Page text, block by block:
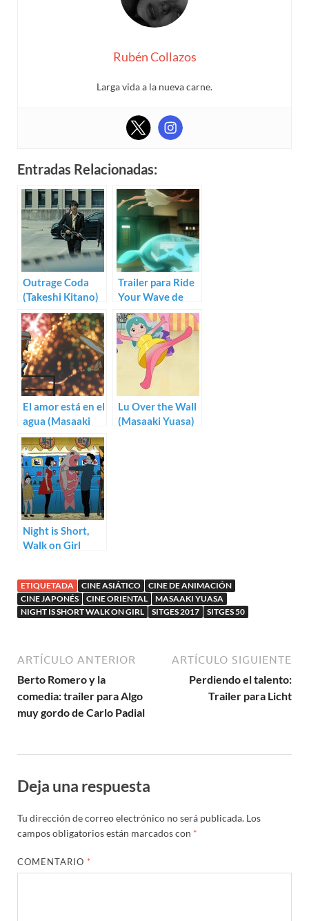
Rubén Collazos
Larga vida a la nueva carne.
Entradas Relacionadas:
Outrage Coda
(Takeshi Kitano)
Trailer para Ride
Your Wave de
Masaaki Yuasa
El amor está en el
agua (Masaaki
Yuasa)
Lu Over the Wall
(Masaaki Yuasa)
Night is Short,
Walk on Girl
ETIQUETADA CINE ASIÁTICO
CINE DE ANIMACIÓN
CINE JAPONÉS
CINE ORIENTAL
MASAAKI YUASA
NIGHT IS SHORT WALK ON GIRL
SITGES 2017 SITGES 50
ARTÍCULO ANTERIOR
Berto Romero y la
comedia: trailer para Algo
muy gordo de Carlo Padial
ARTÍCULO SIGUIENTE
Perdiendo el talento:
Trailer para Licht
Deja una respuesta
Tu dirección de correo electrónico no será publicada. Los
campos obligatorios están marcados con *
COMENTARIO *